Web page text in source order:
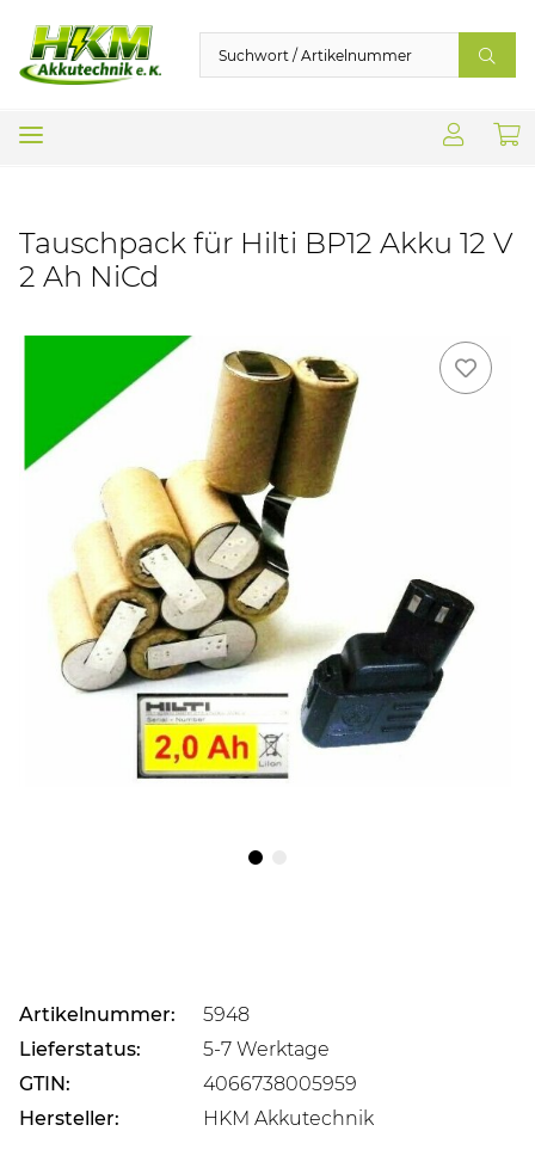
Tauschpack für Hilti BP12 Akku 12 V
2 Ah NiCd
Artikelnummer:
5948
Lieferstatus:
5-7 Werktage
GTIN:
4066738005959
Hersteller:
HKM Akkutechnik